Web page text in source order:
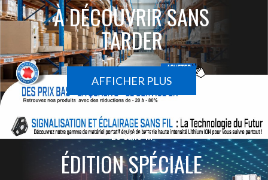
À DÉCOUVRIR SANS
TARDER
AFFICHER PLUS
Le sans-fil
ÉDITION SPÉCIALE